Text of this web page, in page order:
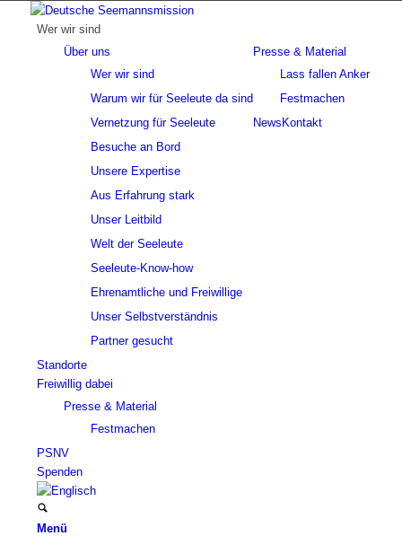
Wer wir sind
Über uns
Wer wir sind
Warum wir für Seeleute da sind
Vernetzung für Seeleute
Besuche an Bord
Unsere Expertise
Aus Erfahrung stark
Unser Leitbild
Welt der Seeleute
Seeleute-Know-how
Ehrenamtliche und Freiwillige
Unser Selbstverständnis
Partner gesucht
Presse & Material
Lass fallen Anker
Festmachen
News Kontakt
Standorte
Freiwillig dabei
Presse & Material
Festmachen
PSNV
Spenden
Menü